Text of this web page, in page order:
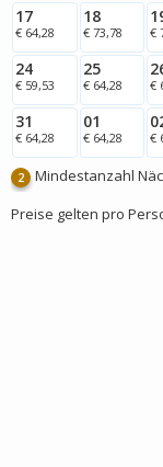
17
€ 64,28
18
€ 73,78 €
24
€ 59,53
25
€ 64,28 €
31
€ 64,28
01
€ 64,28 €
2
Mindestanzahl
Preise gelten pro